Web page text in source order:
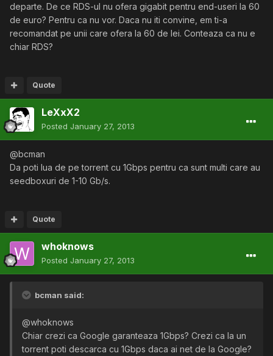
departe. De ce RDS-ul nu ofera gigabit pentru end-useri la 60
de euro? Pentru ca nu vor. Daca nu iti convine, em ti-a
recomandat pe unii care ofera la 60 de lei. Conteaza ca nu e
chiar RDS?
Quote
LeXxX2
Posted January 27, 2013
@bcman
Da poti lua de pe torrent cu 1Gbps pentru ca sunt multi care au
seedboxuri de 1-10 Gb/s.
Quote
whoknows
Posted January 27, 2013
bcman said:
@whoknows
Chiar crezi ca Google garanteaza 1Gbps? Crezi ca la un
torrent poti descarca cu 1Gbps daca ai net de la Google?